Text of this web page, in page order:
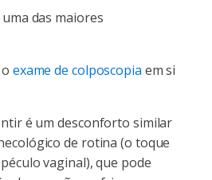
uma das maiores
exame de colposcopia em si
é um desconforto similar
de rotina (o toque
vaginal), que pode